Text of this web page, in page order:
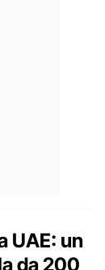
UAE: un
da 200